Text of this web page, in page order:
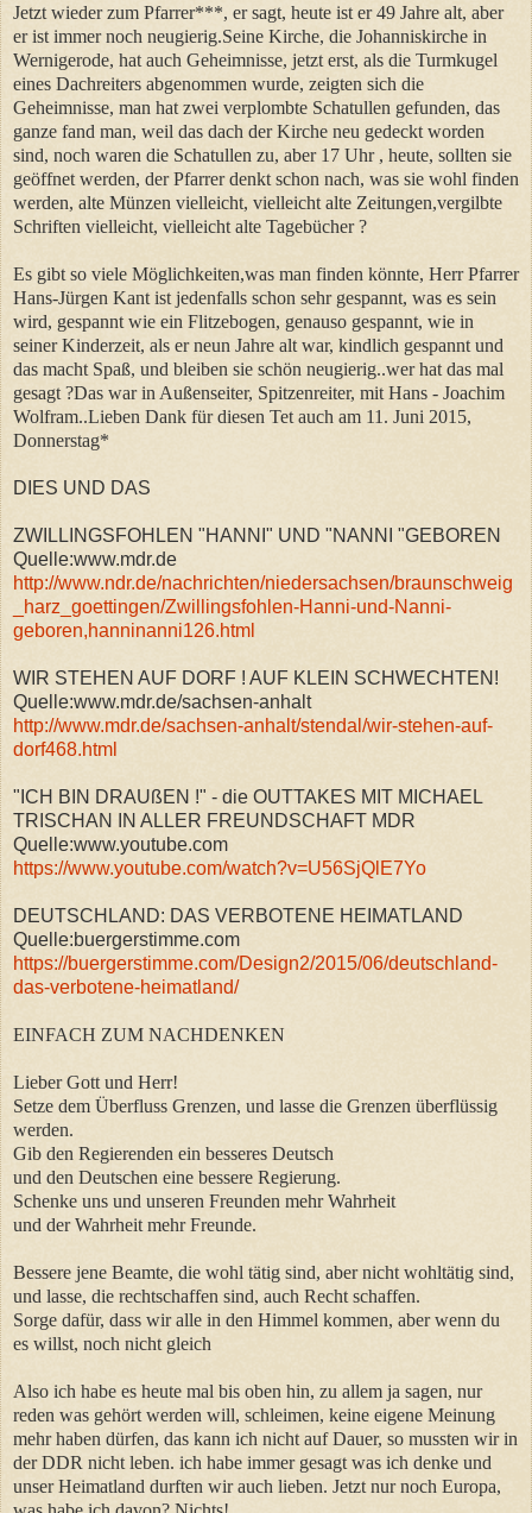
Jetzt wieder zum Pfarrer***, er sagt, heute ist er 49 Jahre alt, aber
er ist immer noch neugierig.Seine Kirche, die Johanniskirche in
Wernigerode, hat auch Geheimnisse, jetzt erst, als die Turmkugel
eines Dachreiters abgenommen wurde, zeigten sich die
Geheimnisse, man hat zwei verplombte Schatullen gefunden, das
ganze fand man, weil das dach der Kirche neu gedeckt worden
sind, noch waren die Schatullen zu, aber 17 Uhr , heute, sollten sie
geöffnet werden, der Pfarrer denkt schon nach, was sie wohl finden
werden, alte Münzen vielleicht, vielleicht alte Zeitungen,vergilbte
Schriften vielleicht, vielleicht alte Tagebücher ?
Es gibt so viele Möglichkeiten,was man finden könnte, Herr Pfarrer
Hans-Jürgen Kant ist jedenfalls schon sehr gespannt, was es sein
wird, gespannt wie ein Flitzebogen, genauso gespannt, wie in
seiner Kinderzeit, als er neun Jahre alt war, kindlich gespannt und
das macht Spaß, und bleiben sie schön neugierig..wer hat das mal
gesagt ?Das war in Außenseiter, Spitzenreiter, mit Hans - Joachim
Wolfram..Lieben Dank für diesen Tet auch am 11. Juni 2015,
Donnerstag*
DIES UND DAS
ZWILLINGSFOHLEN "HANNI" UND "NANNI "GEBOREN
Quelle:www.mdr.de
http://www.ndr.de/nachrichten/niedersachsen/braunschweig
_harz_goettingen/Zwillingsfohlen-Hanni-und-Nanni-
geboren,hanninanni126.html
WIR STEHEN AUF DORF ! AUF KLEIN SCHWECHTEN!
Quelle:www.mdr.de/sachsen-anhalt
http://www.mdr.de/sachsen-anhalt/stendal/wir-stehen-auf-
dorf468.html
"ICH BIN DRAUßEN !" - die OUTTAKES MIT MICHAEL
TRISCHAN IN ALLER FREUNDSCHAFT MDR
Quelle:www.youtube.com
https://www.youtube.com/watch?v=U56SjQlE7Yo
DEUTSCHLAND: DAS VERBOTENE HEIMATLAND
Quelle:buergerstimme.com
https://buergerstimme.com/Design2/2015/06/deutschland-
das-verbotene-heimatland/
EINFACH ZUM NACHDENKEN
Lieber Gott und Herr!
Setze dem Überfluss Grenzen, und lasse die Grenzen überflüssig
werden.
Gib den Regierenden ein besseres Deutsch
und den Deutschen eine bessere Regierung.
Schenke uns und unseren Freunden mehr Wahrheit
und der Wahrheit mehr Freunde.
Bessere jene Beamte, die wohl tätig sind, aber nicht wohltätig sind,
und lasse, die rechtschaffen sind, auch Recht schaffen.
Sorge dafür, dass wir alle in den Himmel kommen, aber wenn du
es willst, noch nicht gleich
Also ich habe es heute mal bis oben hin, zu allem ja sagen, nur
reden was gehört werden will, schleimen, keine eigene Meinung
mehr haben dürfen, das kann ich nicht auf Dauer, so mussten wir in
der DDR nicht leben. ich habe immer gesagt was ich denke und
unser Heimatland durften wir auch lieben. Jetzt nur noch Europa,